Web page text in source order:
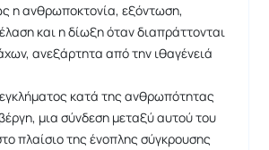
η ανθρωποκτονία, εξόντωση,
και η δίωξη όταν διαπράττονται
ανεξάρτητα από την ιθαγένειά
κατά της ανθρωπότητας
μια σύνδεση μεταξύ αυτού του
πλαίσιο της ένοπλης σύγκρουσης